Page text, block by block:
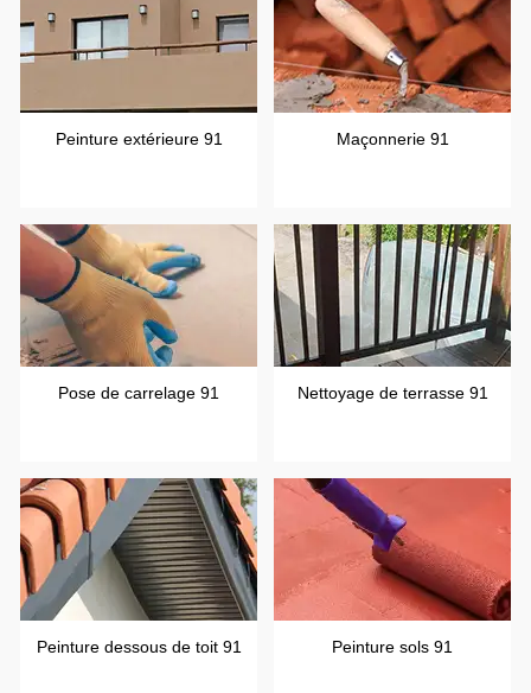
Peinture extérieure 91 Maçonnerie 91
Pose de carrelage 91 Nettoyage de terrasse 91
Peinture dessous de toit 91 Peinture sols 91